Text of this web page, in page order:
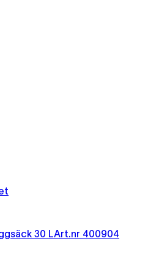
30 LArt.nr 400904